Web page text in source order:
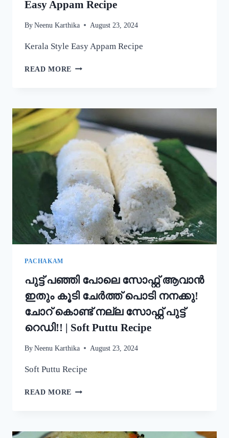
Easy Appam Recipe
By Neenu Karthika August 23, 2024
Kerala Style Easy Appam Recipe
READ MORE യീസ്റ്റ്
പഞ്ഞിപോലെ
സോഫ്റ്റ്
ആയ
പാലപ്പം
കിട്ടാൻ
ഇതുപോലെ
ഉണ്ടാക്കി
നോക്കൂ!!
|
KERALA
STYLE
EASY
APPAM
PACHAKAM
പുട്ട് പഞ്ഞി പോലെ സോഫ്റ്റ് ആവാൻ
ഇതും കൂടി ചേർത്ത് പൊടി നനക്കു!
ചോറ് കൊണ്ട് നല്ല സോഫ്റ്റ് പുട്ട്
റെഡി!! | Soft Puttu Recipe
By Neenu Karthika August 23, 2024
Soft Puttu Recipe
READ MORE പുട്ട്
ആവാൻ